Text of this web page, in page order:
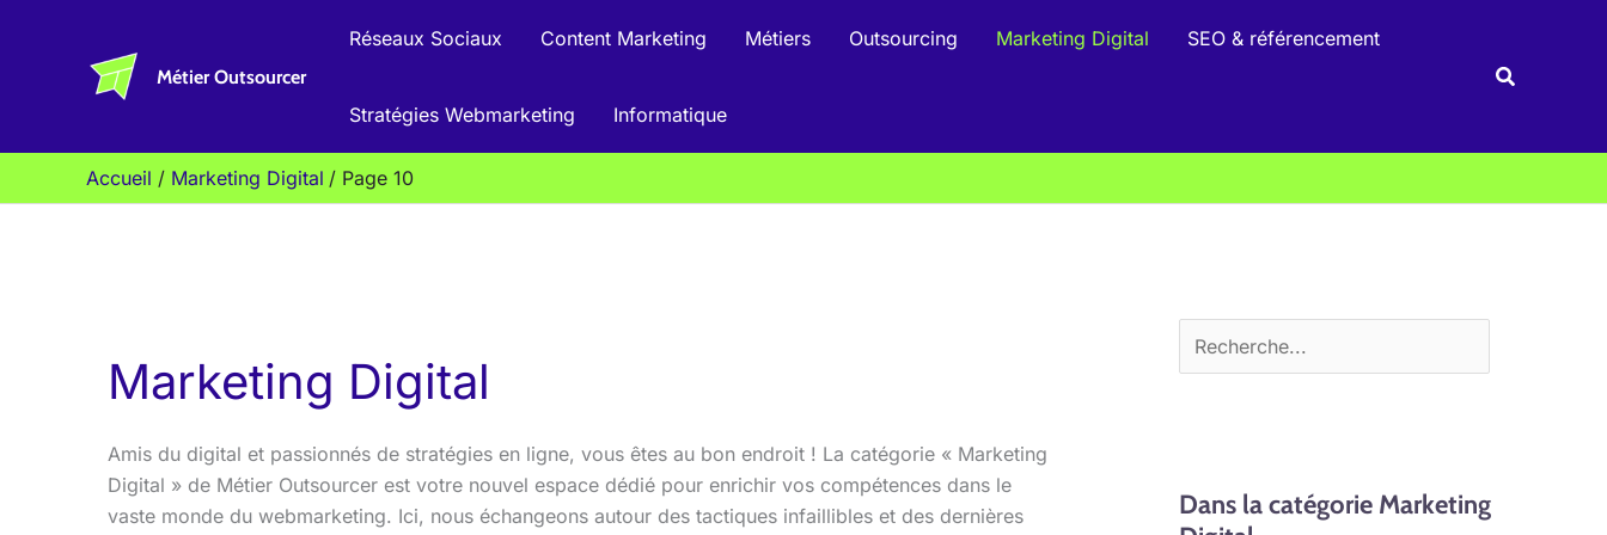
Métier Outsourcer
Réseaux Sociaux Content Marketing Métiers Outsourcing Marketing Digital SEO & référencement
Stratégies Webmarketing Informatique
Accueil Marketing Digital Page 10
Marketing Digital
Amis du digital et passionnés de stratégies en ligne, vous êtes au bon endroit ! La catégorie « Marketing
Digital » de Métier Outsourcer est votre nouvel espace dédié pour enrichir vos compétences dans le
vaste monde du webmarketing. Ici, nous échangeons autour des tactiques infaillibles et des dernières
r
e
Dans la catégorie Marketing